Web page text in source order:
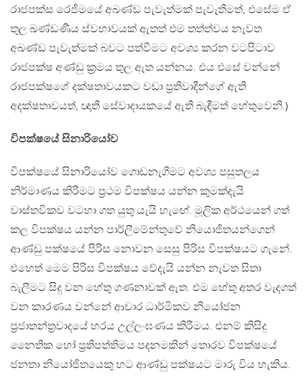
රාජපක්ස රෙජීමයේ අඛණ්ඩ පැවැත්මක් පැවැතීමත්, එසේම ඒ
තුල ඛණ්ඩණීය ස්වභාවයක් ඇතත් එම තත්ත්වය නැවත
අඛණ්ඩ පැවැත්මක් බවට පත්වීමට අවශ්‍ය කරන වටපිටාව
රාජපක්ෂ අණ්ඩු ක්‍රමය තුල ඇත යන්නය. එය එසේ වන්නේ
රාජපක්ෂගේ දක්ෂතාවයකට වඩා ප්‍රතිවාදීන්ගේ ඇති
අදක්ෂතාවයත්, ඥාති සේවාදායකයේ ඇති බැඳීමත් හේතුවෙනි.)
විපක්ෂයේ සිනාරියෝව
විපක්ෂයේ සිනාරියෝව ගොඩනැගීමට අවශ්‍ය පසුතලය
නිර්මාණය කිරීමට ප්‍රථම විපක්ෂය යන්න කුමක්දැයි
වාස්තවිකව වටහා ගත යුතු යැයි හැඟේ. මූලික අර්ථයෙන් ගත්
කල විපක්ෂය යන්න පාර්ලීමේන්තුවේ නියොජිතයන්ගෙන්
ආණ්ඩු පක්ෂයේ පිරිස නොවන සෙසු පිරිස විපක්ෂයට ගැනේ.
එහෙත් මෙම පිරිස විපක්ෂය වේදැයි යන්න නැවත සිතා
බැලීමට සිදු වන හේතු ගණනාවක් ඇත. එම හේතු අතර වැදගත්
වන කාරණය වන්නේ ආචාර ධාර්මිකව නියෝජන
ප්‍රජාතන්ත්‍රවාදයේ හරය උල්ලංඝණය කිරීමය. එනම් කිසිදු
නෛතික හෝ ප්‍රතිපත්තිමය පදනමකින් තොරව විපක්ෂයේ
ජනතා නියෝජිතයෙකු හට ආණ්ඩු පක්ෂයට මාරු විය හැකිය.